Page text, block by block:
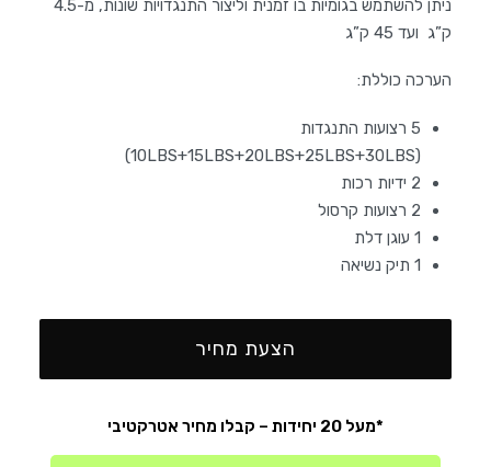
ניתן להשתמש בגומיות בו זמנית וליצור התנגדויות שונות, מ-4.5
ק”ג ועד 45 ק”ג
הערכה כוללת:
5 רצועות התנגדות
(10LBS+15LBS+20LBS+25LBS+30LBS)
2 ידיות רכות
2 רצועות קרסול
1 עוגן דלת
1 תיק נשיאה
הצעת מחיר
*מעל 20 יחידות – קבלו מחיר אטרקטיבי